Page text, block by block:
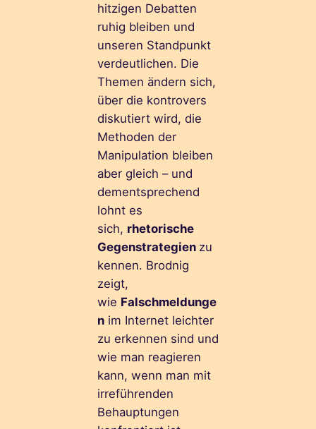
hitzigen Debatten
ruhig bleiben und
unseren Standpunkt
verdeutlichen. Die
Themen ändern sich,
über die kontrovers
diskutiert wird, die
Methoden der
Manipulation bleiben
aber gleich – und
dementsprechend
lohnt es
sich, rhetorische
Gegenstrategien zu
kennen. Brodnig
zeigt,
wie Falschmeldunge
nim Internet leichter
zu erkennen sind und
wie man reagieren
kann, wenn man mit
irreführenden
Behauptungen